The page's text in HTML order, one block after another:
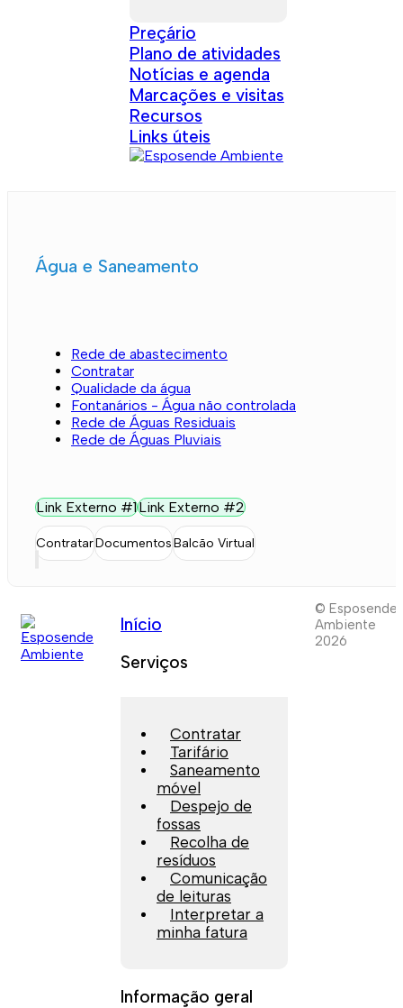
Preçário
Plano de atividades
Notícias e agenda
Marcações e visitas
Recursos
Links úteis
Água e Saneamento
Rede de abastecimento
Contratar
Qualidade da água
Fontanários - Água não controlada
Rede de Águas Residuais
Rede de Águas Pluviais
Link Externo #1Link Externo #2
ContratarDocumentosBalcão Virtual
Início
Serviços
Contratar
Tarifário
Saneamento
móvel
Despejo de
fossas
Recolha de
resíduos
Comunicação
de leituras
Interpretar a
minha fatura
Informação geral
© Esposende
Ambiente
2026